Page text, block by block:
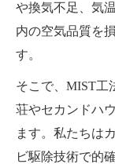
や換気不足、気
内の空気品質を
す。
そこで、MIST工
荘やセカンドハ
ます。私たちは
ビ駆除技術で的